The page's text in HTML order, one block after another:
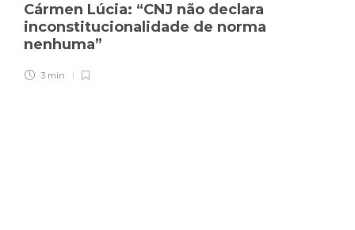
Cármen Lúcia: “CNJ não declara
inconstitucionalidade de norma
nenhuma”
3 min